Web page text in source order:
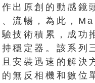
出原創的動感鏡
、流暢，為此，
技術積累，成功
穩定器。該系列
安裝迅速的解決
的無反相機和數位